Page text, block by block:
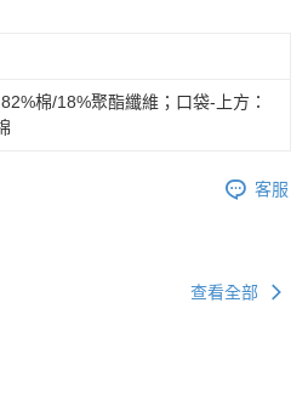
棉/18%聚酯纖維；口袋-上方：
客服
查看全部